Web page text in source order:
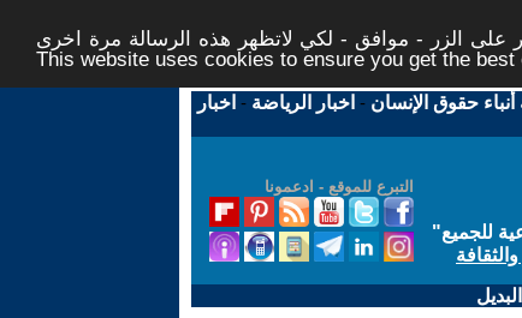
على الزر - موافق - لكي لاتظهر هذه الرسالة مرة اخرى -
This website uses cookies to ensure you get the
أنباء حقوق الإنسان - اخبار الرياضة - اخبار
التبرع للموقع - ادعمونا
للجميع"